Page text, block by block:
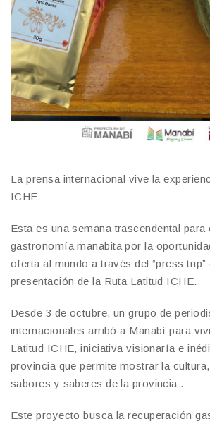
La prensa internacional vive la
ICHE
Esta es una semana trascendental para
gastronomía manabita por la
oferta al mundo a través del “press
presentación de la Ruta Latitud ICHE.
Desde 3 de octubre, un grupo de
internacionales arribó a Manabí para
Latitud ICHE, iniciativa visionaría e
provincia que permite mostrar la
sabores y saberes de la provincia .
Este proyecto busca la recuperación